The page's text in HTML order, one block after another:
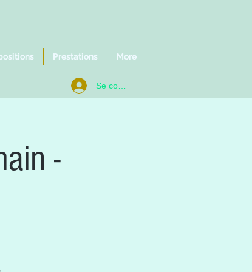
Prestations More
Se connecter
-